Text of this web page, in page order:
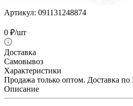
Артикул: 091131248874
0 ₽/шт
Доставка
Самовывоз
Характеристики
Продажа только оптом. Доставка по
Описание